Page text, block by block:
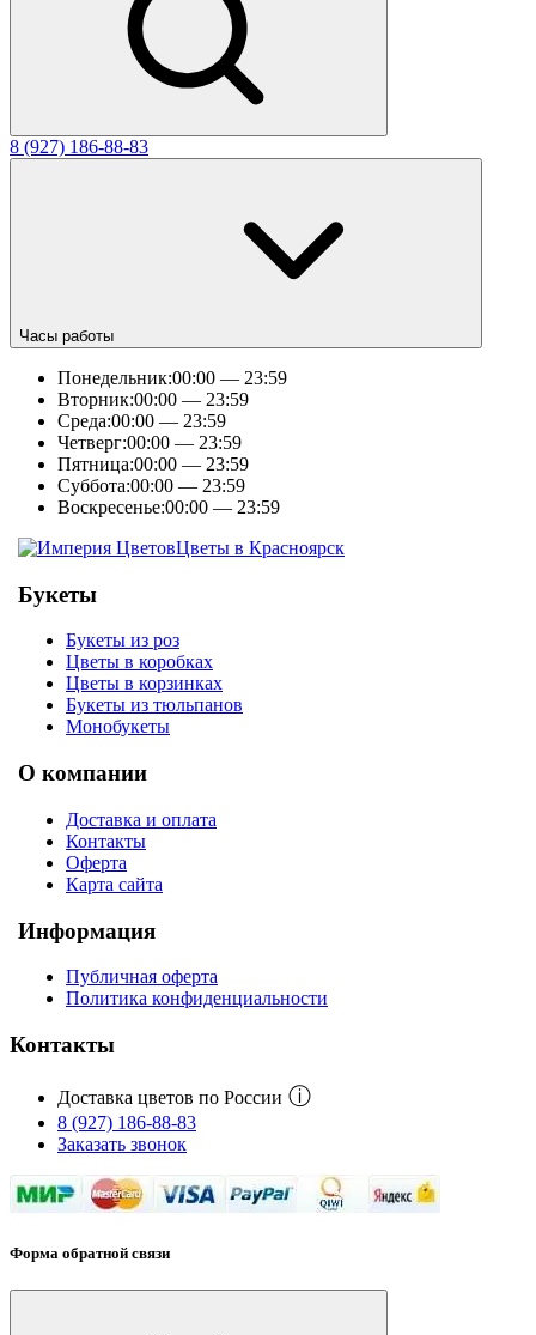
8 (927) 186-88-83
Часы работы
Понедельник:00:00 — 23:59
Вторник:00:00 — 23:59
Среда:00:00 — 23:59
Четверг:00:00 — 23:59
Пятница:00:00 — 23:59
Суббота:00:00 — 23:59
Воскресенье:00:00 — 23:59
Цветы в Красноярск
Букеты
Букеты из роз
Цветы в коробках
Цветы в корзинках
Букеты из тюльпанов
Монобукеты
О компании
Доставка и оплата
Контакты
Оферта
Карта сайта
Информация
Публичная оферта
Политика конфиденциальности
Контакты
Доставка цветов по России ⓘ
8 (927) 186-88-83
Заказать звонок
Форма обратной связи